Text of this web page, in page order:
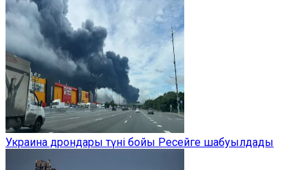
Украина дрондары түні бойы Ресейге шабуылдады